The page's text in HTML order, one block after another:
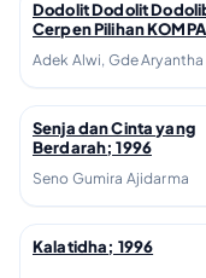
Dodolit Dodolit
Cerpen Pilihan
Senja dan Cinta yang
Berdarah; 1996
Seno Gumira Ajidarma
Kalatidha; 1996